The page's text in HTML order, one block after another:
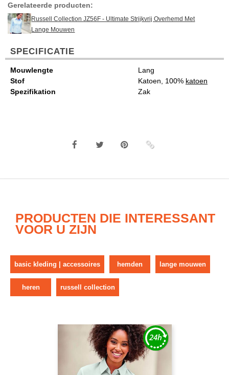
Gerelateerde producten:
Russell Collection JZ56F - Ultimate Strijkvrij Overhemd Met
Lange Mouwen
SPECIFICATIE
Mouwlengte
Lang
Stof
Katoen, 100% katoen
Spezifikation
Zak
PRODUCTEN DIE INTERESSANT
VOOR U ZIJN
basic kleding | accessoires hemden lange mouwen
heren russell collection